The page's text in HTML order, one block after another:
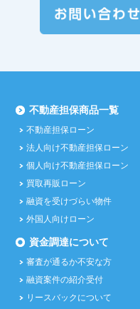
不動産担保商品一覧
不動産担保ローン
法人向け不動産担保ローン
個人向け不動産担保ローン
買取再販ローン
融資を受けづらい物件
外国人向けローン
資金調達について
審査が通るか不安な方
融資案件の紹介受付
リースバックについて